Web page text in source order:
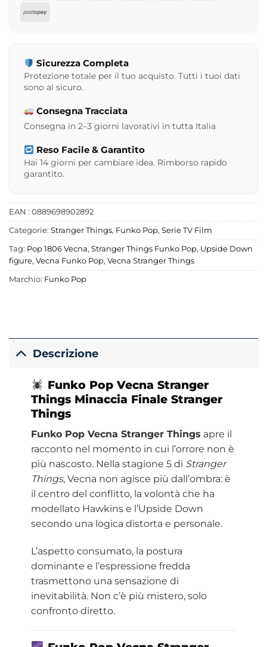
Postepay
Sicurezza Completa
Protezione totale per il tuo acquisto. Tutti i tuoi dati
sono al sicuro.
Consegna Tracciata
Consegna in 2–3 giorni lavorativi in tutta Italia
Reso Facile & Garantito
Hai 14 giorni per cambiare idea. Rimborso rapido
garantito.
EAN : 0889698902892
Categorie: Stranger Things, Funko Pop, Serie TV Film
Tag: Pop 1806 Vecna, Stranger Things Funko Pop, Upside Down
figure, Vecna Funko Pop, Vecna Stranger Things
Marchio: Funko Pop
Descrizione
Funko Pop Vecna Stranger
Things Minaccia Finale Stranger
Things
Funko Pop Vecna Stranger Things apre il
racconto nel momento in cui l’orrore non è
più nascosto. Nella stagione 5 di Stranger
Things, Vecna non agisce più dall’ombra: è
il centro del conflitto, la volontà che ha
modellato Hawkins e l’Upside Down
secondo una logica distorta e personale.
L’aspetto consumato, la postura
dominante e l’espressione fredda
trasmettono una sensazione di
inevitabilità. Non c’è più mistero, solo
confronto diretto.